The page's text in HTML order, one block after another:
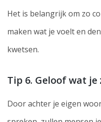
Het is belangrijk om zo
maken wat je voelt en
kwetsen.
Tip 6. Geloof wat je
Door achter je eigen